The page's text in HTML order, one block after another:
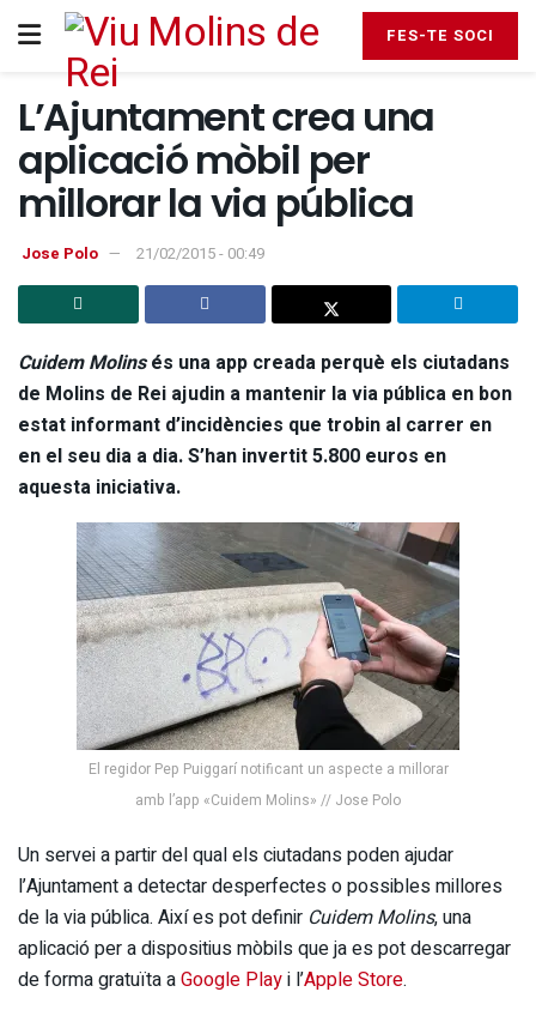
FES-TE SOCI
L’Ajuntament crea una
aplicació mòbil per
millorar la via pública
Jose Polo 21/02/2015 - 00:49
Cuidem Molinsés una app creada perquè els ciutadans
de Molins de Rei ajudin a mantenir la via pública en bon
estat informant d’incidències que trobin al carrer en
en el seu dia a dia. S’han invertit 5.800 euros en
aquesta iniciativa.
El regidor Pep Puiggarí notificant un aspecte a millorar
amb l’app «Cuidem Molins» // Jose Polo
Un servei a partir del qual els ciutadans poden ajudar
l’Ajuntament a detectar desperfectes o possibles millores
de la via pública. Així es pot definir Cuidem Molins, una
aplicació per a dispositius mòbils que ja es pot descarregar
de forma gratuïta aGoogle Playi l’Apple Store.